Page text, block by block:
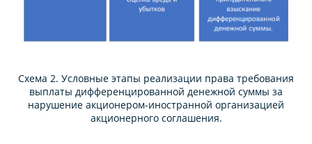
Схема 2. Условные этапы реализации права требования
выплаты дифференцированной денежной суммы за
нарушение акционером-иностранной организацией
акционерного соглашения.